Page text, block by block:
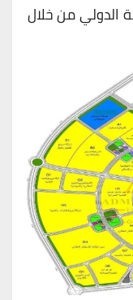
الدولي من خلال